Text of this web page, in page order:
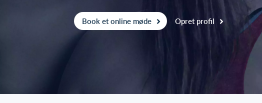
Book et online møde Opret profil